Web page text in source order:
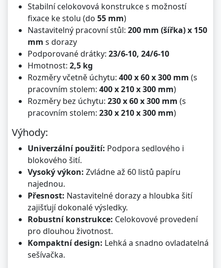
Stabilní celokovová konstrukce s možností
fixace ke stolu (do 55 mm)
Nastavitelný pracovní stůl: 200 mm (šířka) x 150
mm s dorazy
Podporované drátky: 23/6-10, 24/6-10
Hmotnost: 2,5 kg
Rozměry včetně úchytu: 400 x 60 x 300 mm (s
pracovním stolem: 400 x 210 x 300 mm)
Rozměry bez úchytu: 230 x 60 x 300 mm (s
pracovním stolem: 230 x 210 x 300 mm)
Výhody:
Univerzální použití: Podpora sedlového i
blokového šití.
Vysoký výkon: Zvládne až 60 listů papíru
najednou.
Přesnost: Nastavitelné dorazy a hloubka šití
zajišťují dokonalé výsledky.
Robustní konstrukce: Celokovové provedení
pro dlouhou životnost.
Kompaktní design: Lehká a snadno ovladatelná
sešívačka.